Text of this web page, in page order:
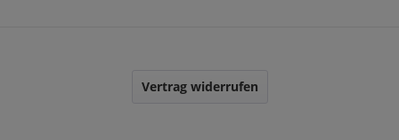
Vertrag widerrufen